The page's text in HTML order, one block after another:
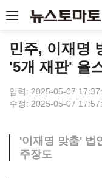
민주, 이재명
'5개 재판' 올
입력: 2025-05-07
수정: 2025-05-07
'이재명 맞춤'
주장도